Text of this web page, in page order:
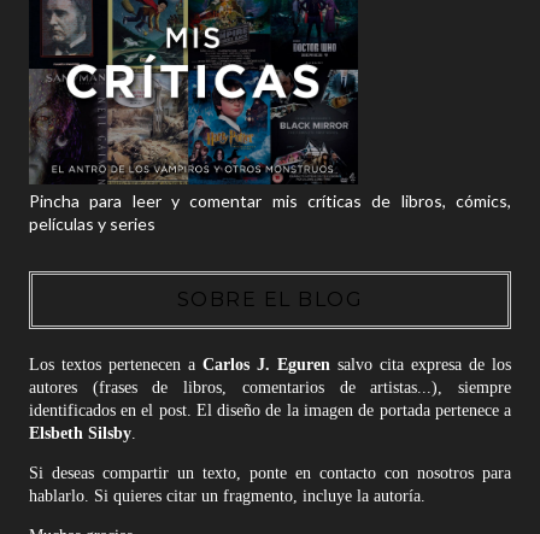
Pincha para leer y comentar mis críticas de libros, cómics,
películas y series
SOBRE EL BLOG
Los textos pertenecen a Carlos J. Egurensalvo cita expresa de los
autores (frases de libros, comentarios de artistas...), siempre
identificados en el post. El diseño de la imagen de portada pertenece a
Elsbeth Silsby.
Si deseas compartir un texto, ponte en contacto con nosotros para
hablarlo. Si quieres citar un fragmento, incluye la autoría.